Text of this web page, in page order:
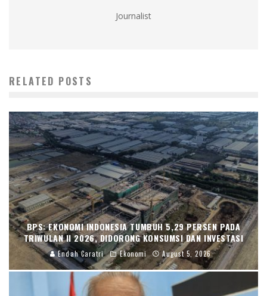
Journalist
RELATED POSTS
BPS: EKONOMI INDONESIA TUMBUH 5,29 PERSEN PADA
TRIWULAN II 2026, DIDORONG KONSUMSI DAN INVESTASI
Endah Caratri Ekonomi August 5, 2026